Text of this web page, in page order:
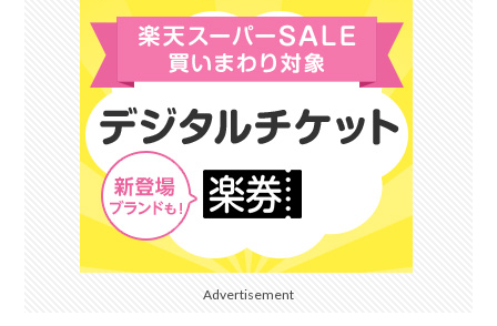
Advertisement